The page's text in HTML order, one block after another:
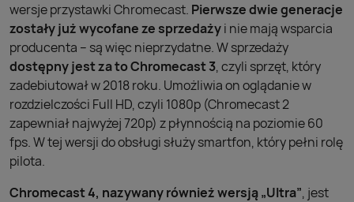
wersje przystawki Chromecast. Pierwsze dwie generacje
zostały już wycofane ze sprzedażyi nie mają wsparcia
producenta – są więc nieprzydatne. W sprzedaży
dostępny jest za to Chromecast 3, czyli sprzęt, który
zadebiutował w 2018 roku. Umożliwia on oglądanie w
rozdzielczości Full HD, czyli 1080p (Chromecast 2
zapewniał najwyżej 720p) z płynnością na poziomie 60
fps. W tej wersji do obsługi służy smartfon, który pełni rolę
pilota.
Chromecast 4, nazywany również wersją „Ultra”, jest